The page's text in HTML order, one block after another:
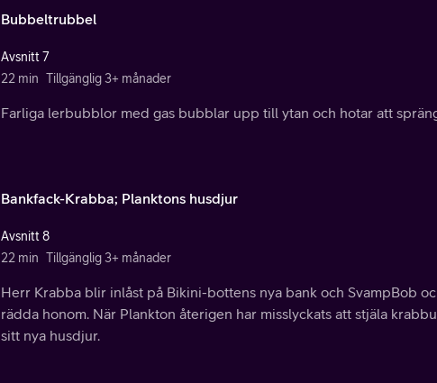
Bubbeltrubbel
Avsnitt 7
22 min Tillgänglig 3+ månader
Farliga lerbubblor med gas bubblar upp till ytan och hotar att
Bankfack-Krabba; Planktons husdjur
Avsnitt 8
22 min Tillgänglig 3+ månader
Herr Krabba blir inlåst på Bikini-bottens nya bank och SvampBob
rädda honom. När Plankton återigen har misslyckats att stjäla
sitt nya husdjur.